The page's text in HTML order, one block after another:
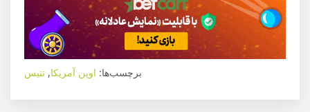
برچسب‌ها: اوپن آمریکا, تنیس